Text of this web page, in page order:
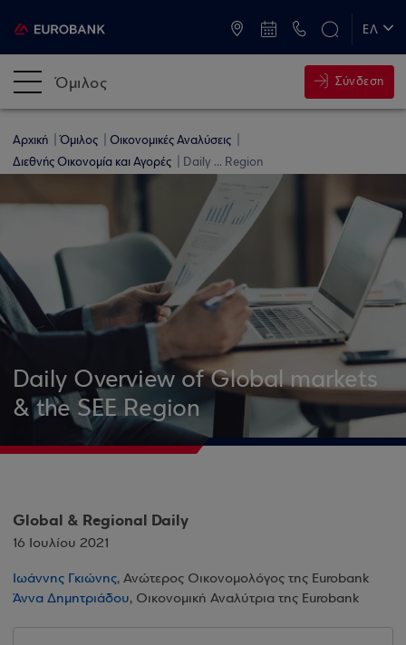
ΕΛ
Όμιλος Σύνδεση
Αρχική Όμιλος
Οικονομικές Αναλύσεις
Διεθνής Οικονομία και Αγορές
Daily ... Region
Daily Overview of Global markets
& the SEE Region
Global & Regional Daily
16 Ιουλίου 2021
Ιωάννης Γκιώνης, Ανώτερος Οικονομολόγος της Eurobank
Άννα Δημητριάδου, Οικονομική Αναλύτρια της Eurobank